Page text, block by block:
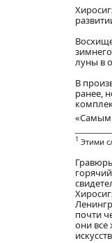
луны в
В
ранее,
«Самым
1 Этими
почти
они все